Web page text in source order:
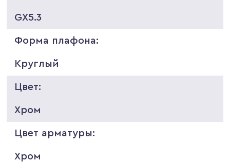
GX5.3
Форма плафона:
Круглый
Цвет:
Хром
Цвет арматуры:
Хром